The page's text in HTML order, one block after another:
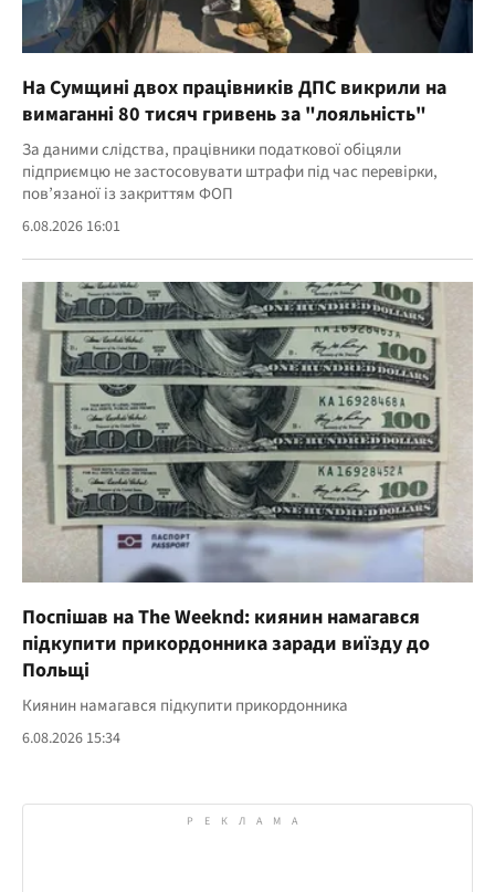
На Сумщині двох працівників ДПС викрили на
вимаганні 80 тисяч гривень за "лояльність"
За даними слідства, працівники податкової обіцяли
підприємцю не застосовувати штрафи під час перевірки,
пов’язаної із закриттям ФОП
6.08.2026 16:01
Поспішав на The Weeknd: киянин намагався
підкупити прикордонника заради виїзду до
Польщі
Киянин намагався підкупити прикордонника
6.08.2026 15:34